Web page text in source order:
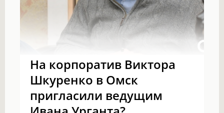
На корпоратив Виктора
Шкуренко в Омск
пригласили ведущим